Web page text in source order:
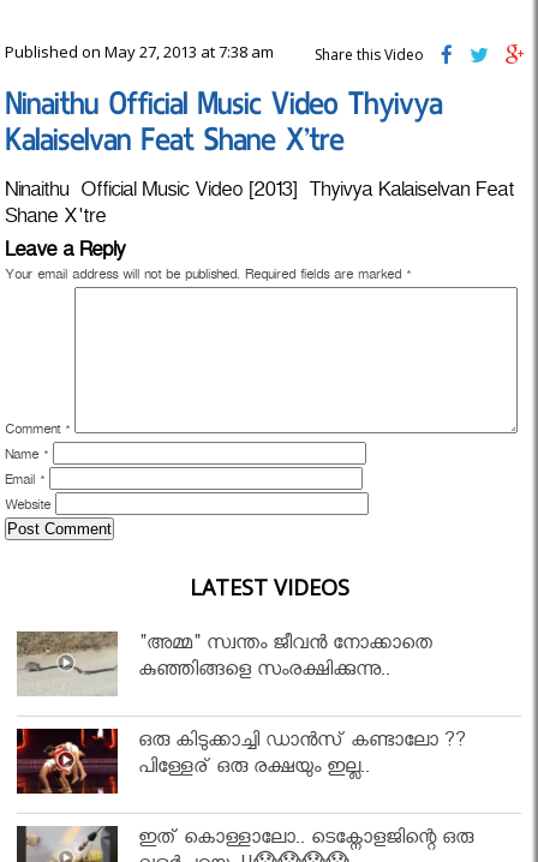
Published on May 27, 2013 at 7:38 am Share this Video
Ninaithu Official Music Video Thyivya
Kalaiselvan Feat Shane X’tre
Ninaithu Official Music Video [2013] Thyivya Kalaiselvan Feat
Shane X'tre
Leave a Reply
Your email address will not be published. Required fields are marked *
Comment *
Name *
Email *
Website
LATEST VIDEOS
"അമ്മ" സ്വന്തം ജീവൻ നോക്കാതെ
കുഞ്ഞിങ്ങളെ സംരക്ഷിക്കുന്നു..
ഒരു കിടുക്കാച്ചി ഡാൻസ് കണ്ടാലോ ??
പിള്ളേര് ഒരു രക്ഷയും ഇല്ല..
ഇത് കൊള്ളാലോ.. ടെക്നോളജിന്റെ ഒരു